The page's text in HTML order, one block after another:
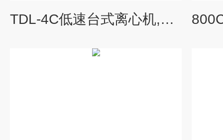
TDL-4C低速台式离心机,上海台式离心机